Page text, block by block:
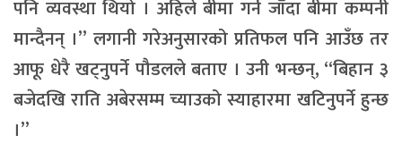
पनि व्यवस्था थियो । अहिले बीमा गर्न जाँँदा बीमा कम्पनी
मान्दैनन् ।’’ लगानी गरेअनुसारको प्रतिफल पनि आउँछ तर
आफू धेरै खट्नुपर्ने पौडलले बताए । उनी भन्छन्, “बिहान ३
बजेदखि राति अबेरसम्म च्याउको स्याहारमा खटिनुपर्ने हुन्छ
।”